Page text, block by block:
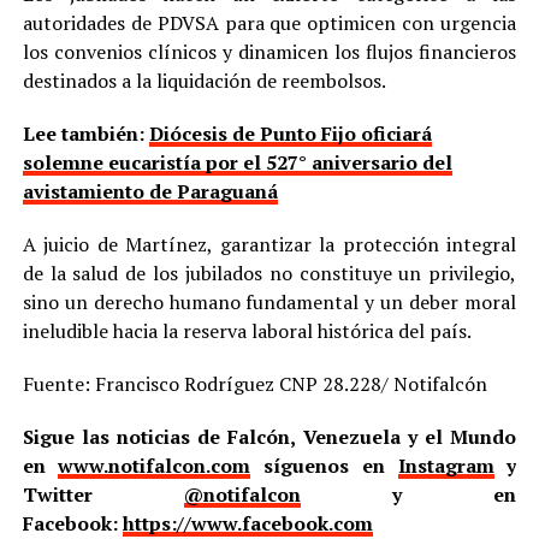
autoridades de PDVSA para que optimicen con urgencia
los convenios clínicos y dinamicen los flujos financieros
destinados a la liquidación de reembolsos.
Lee también:Diócesis de Punto Fijo oficiará
solemne eucaristía por el 527° aniversario del
avistamiento de Paraguaná
A juicio de Martínez, garantizar la protección integral
de la salud de los jubilados no constituye un privilegio,
sino un derecho humano fundamental y un deber moral
ineludible hacia la reserva laboral histórica del país.
Fuente: Francisco Rodríguez CNP 28.228/ Notifalcón
Sigue las noticias de Falcón, Venezuela y el Mundo
enwww.notifalcon.com síguenos en Instagramy
Twitter @notifalcony en
Facebook:https://www.facebook.com